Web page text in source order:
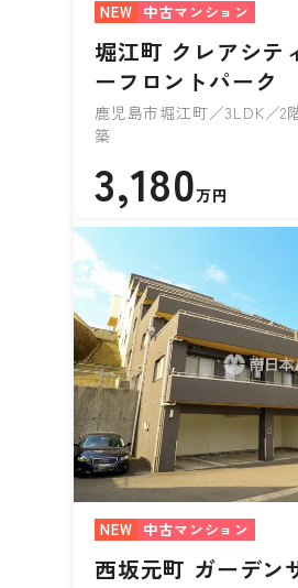
NEW 中古マンション
堀江町 クレアシテ
ーフロントパーク
鹿児島市堀江町／3LDK／2
築
3,180万円
NEW 中古マンション
西坂元町 ガーデン